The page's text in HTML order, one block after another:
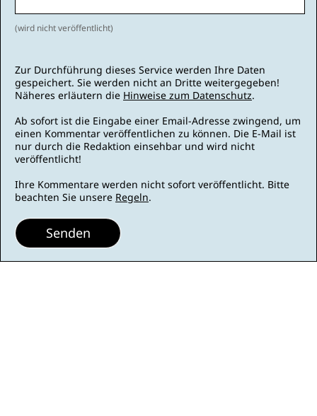
(wird nicht veröffentlicht)
Zur Durchführung dieses Service werden Ihre Daten
gespeichert. Sie werden nicht an Dritte weitergegeben!
Näheres erläutern die Hinweise zum Datenschutz.
Ab sofort ist die Eingabe einer Email-Adresse zwingend, um
einen Kommentar veröffentlichen zu können. Die E-Mail ist
nur durch die Redaktion einsehbar und wird nicht
veröffentlicht!
Ihre Kommentare werden nicht sofort veröffentlicht. Bitte
beachten Sie unsere Regeln.
Senden